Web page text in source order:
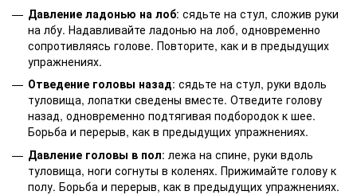
Давление ладонью на лоб: сядьте на стул, сложив руки
на лбу. Надавливайте ладонью на лоб, одновременно
сопротивляясь голове. Повторите, как и в предыдущих
упражнениях.
Отведение головы назад: сядьте на стул, руки вдоль
туловища, лопатки сведены вместе. Отведите голову
назад, одновременно подтягивая подбородок к шее.
Борьба и перерыв, как в предыдущих упражнениях.
Давление головы в пол: лежа на спине, руки вдоль
туловища, ноги согнуты в коленях. Прижимайте голову к
полу. Борьба и перерыв, как в предыдущих упражнениях.